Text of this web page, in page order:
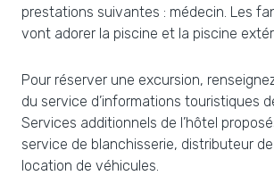
prestations suivantes : médecin. Les
vont adorer la piscine et la piscine
Pour réserver une excursion,
du service d’informations touristiques
Services additionnels de l’hôtel
service de blanchisserie, distributeur
location de véhicules.